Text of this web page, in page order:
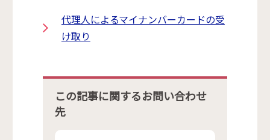
代理人によるマイナンバーカードの受
け取り
この記事に関するお問い合わせ
先